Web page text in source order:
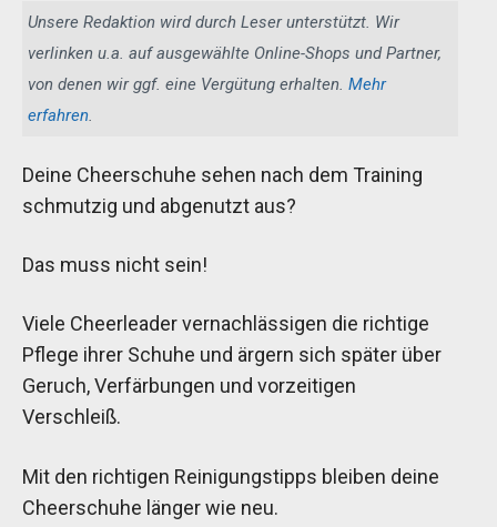
Unsere Redaktion wird durch Leser unterstützt. Wir
verlinken u.a. auf ausgewählte Online-Shops und Partner,
von denen wir ggf. eine Vergütung erhalten. Mehr
erfahren.
Deine Cheerschuhe sehen nach dem Training
schmutzig und abgenutzt aus?
Das muss nicht sein!
Viele Cheerleader vernachlässigen die richtige
Pflege ihrer Schuhe und ärgern sich später über
Geruch, Verfärbungen und vorzeitigen
Verschleiß.
Mit den richtigen Reinigungstipps bleiben deine
Cheerschuhe länger wie neu.